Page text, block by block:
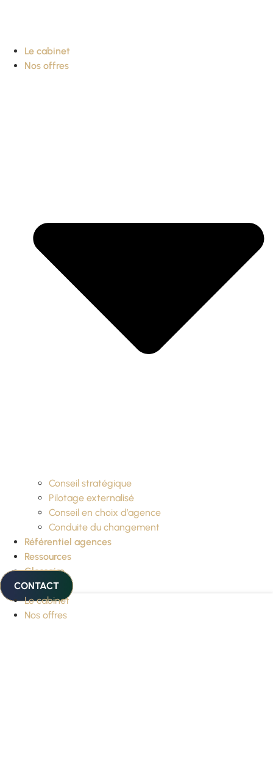
Le cabinet
Nos offres
Conseil stratégique
Pilotage externalisé
Conseil en choix d’agence
Conduite du changement
Référentiel agences
Ressources
Glossaire
CONTACT
Le cabinet
Nos offres